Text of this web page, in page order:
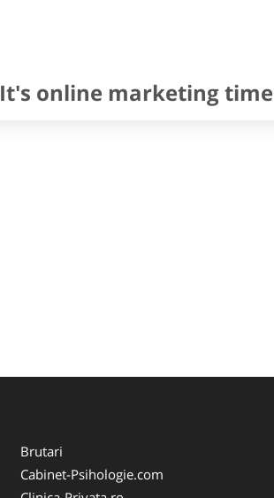
It's online marketing time
Brutari
Cabinet-Psihologie.com